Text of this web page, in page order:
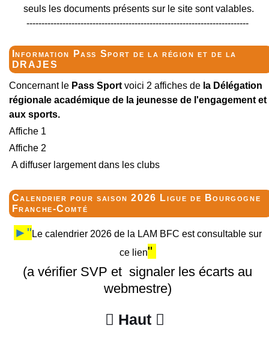
seuls les documents présents sur le site sont valables.
--------------------------------------------------------------------------
Information Pass Sport de la région et de la
DRAJES
Concernant lePass Sportvoici 2 affiches dela Délégation
régionale académique de la jeunesse de l'engagement et
aux sports.
Affiche 1
Affiche 2
A diffuser largement dans les clubs
Calendrier pour saison 2026 Ligue de Bourgogne
Franche-Comté
►" Le calendrier 2026 de la LAM BFC est consultable sur
ce lien"
(a vérifier SVP et signaler les écarts au
webmestre)
 Haut 